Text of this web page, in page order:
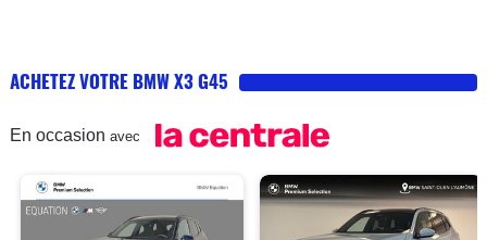
ACHETEZ VOTRE BMW X3 G45
En occasion avec